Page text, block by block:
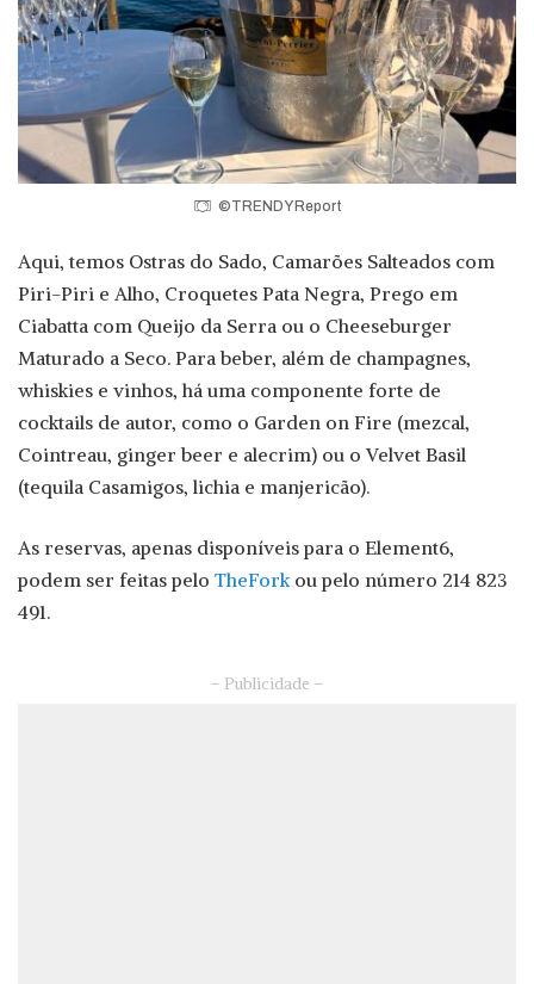
©TRENDY Report
Aqui, temos Ostras do Sado, Camarões Salteados com
Piri-Piri e Alho, Croquetes Pata Negra, Prego em
Ciabatta com Queijo da Serra ou o Cheeseburger
Maturado a Seco. Para beber, além de champagnes,
whiskies e vinhos, há uma componente forte de
cocktails de autor, como o Garden on Fire (mezcal,
Cointreau, ginger beer e alecrim) ou o Velvet Basil
(tequila Casamigos, lichia e manjericão).
As reservas, apenas disponíveis para o Element6,
podem ser feitas pelo TheFork ou pelo número 214 823
491.
– Publicidade –